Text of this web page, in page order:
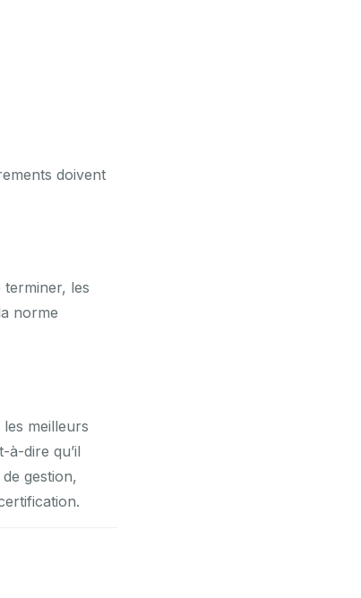
doivent
terminer, les
norme
meilleurs
à-dire qu’il
gestion,